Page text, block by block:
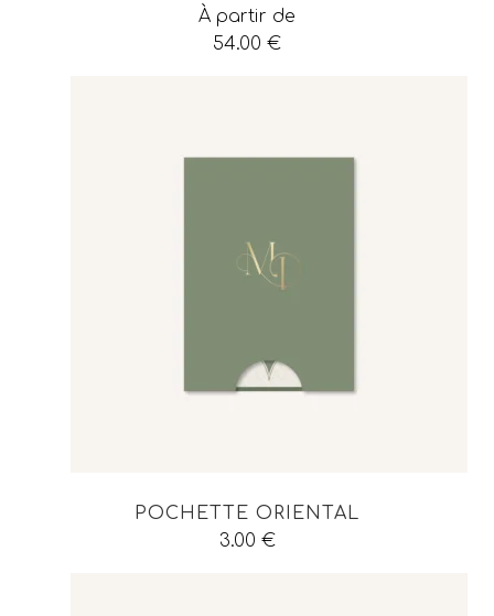
À partir de
54.00 €
POCHETTE ORIENTAL
3.00 €